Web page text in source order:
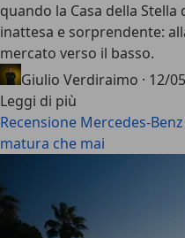
quando la Casa della Stella
inattesa e sorprendente:
mercato verso il basso.
Giulio Verdiraimo · 12/
Leggi di più
Recensione Mercedes-
matura che mai